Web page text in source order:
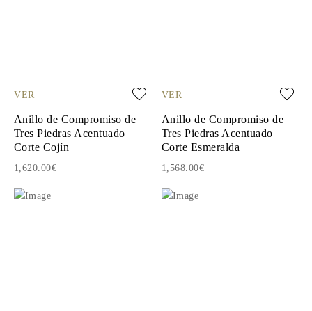
VER
Anillo de Compromiso de
Tres Piedras Acentuado
Corte Cojín
1,620.00€
VER
Anillo de Compromiso de
Tres Piedras Acentuado
Corte Esmeralda
1,568.00€